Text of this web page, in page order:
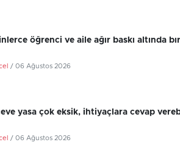
öğrenci ve aile ağır baskı altında
/ 06 Ağustos 2026
yasa çok eksik, ihtiyaçlara cevap
/ 06 Ağustos 2026